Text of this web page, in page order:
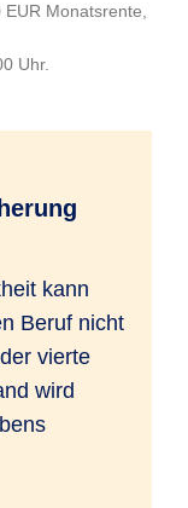
Monatsrente,
Uhr.
kann
Beruf nicht
vierte
wird